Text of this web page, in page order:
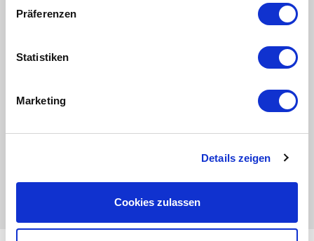
Präferenzen
Statistiken
Marketing
Details zeigen
Cookies zulassen
Moriggl Kurt
Benediktstraße 1